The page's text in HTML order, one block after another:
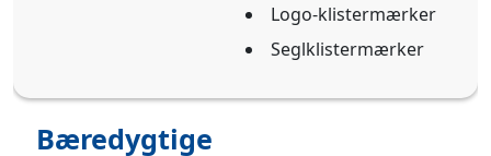
Logo-klistermærker
Seglklistermærker
Bæredygtige